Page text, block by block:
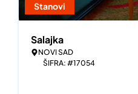
Stanovi
Salajka
NOVI SAD
ŠIFRA: #17054